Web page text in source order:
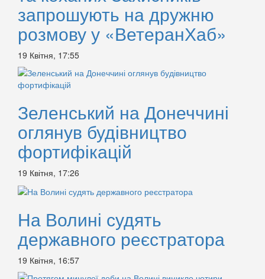
запрошують на дружню
розмову у «ВетеранХаб»
19 Квітня, 17:55
Зеленський на Донеччині
оглянув будівництво
фортифікацій
19 Квітня, 17:26
На Волині судять
державного реєстратора
19 Квітня, 16:57